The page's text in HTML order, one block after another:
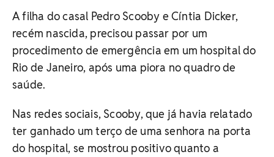
A filha do casal Pedro Scooby e Cíntia Dicker,
recém nascida, precisou passar por um
procedimento de emergência em um hospital do
Rio de Janeiro, após uma piora no quadro de
saúde.
Nas redes sociais, Scooby, que já havia relatado
ter ganhado um terço de uma senhora na porta
do hospital, se mostrou positivo quanto a